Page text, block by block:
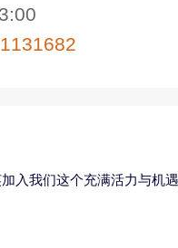
入我们这个充满活力与机